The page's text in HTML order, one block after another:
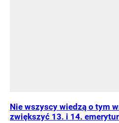
Nie wszyscy wiedzą o tym
zwiększyć 13. i 14.